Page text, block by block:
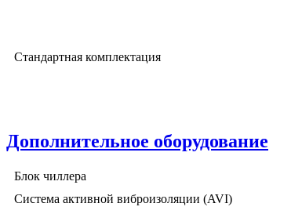
Стандартная комплектация
Дополнительное оборудование
Блок чиллера
Система активной виброизоляции (AVI)